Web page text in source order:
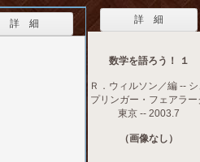
詳 細 詳 細
数学を語ろう！ １
Ｒ．ウィルソン／編 --
プリンガー・フェアラー
東京 -- 2003.7
（画像なし）